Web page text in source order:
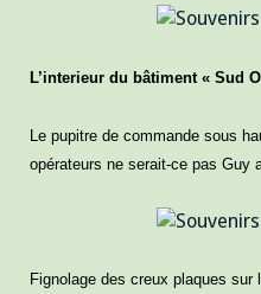
L’interieur du bâtiment « Sud
Le pupitre de commande sous
opérateurs ne serait-ce pas Guy
Fignolage des creux plaques sur